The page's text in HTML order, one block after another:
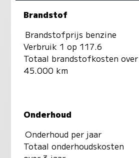
Brandstof
Brandstofprijs benzine
Verbruik 1 op 117.6
Totaal brandstofkosten over
45.000 km
Onderhoud
Onderhoud per jaar
Totaal onderhoudskosten